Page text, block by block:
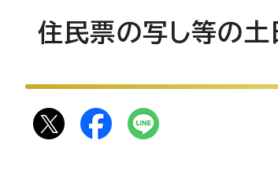
住民票の写し等の土